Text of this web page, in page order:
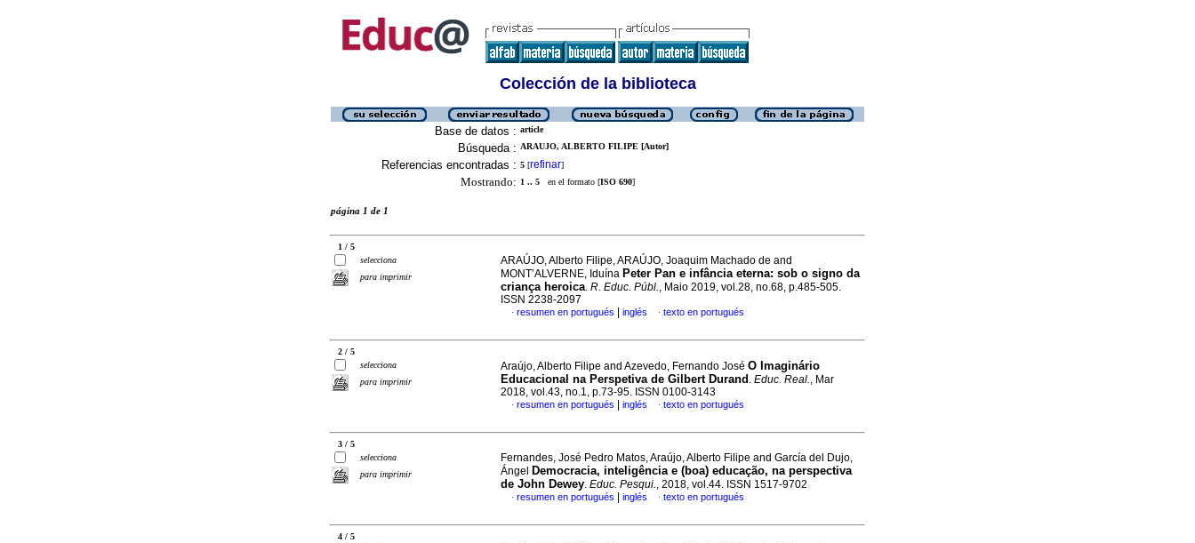
Colección de la biblioteca
Base de datos : article
Búsqueda : ARAUJO, ALBERTO FILIPE [Autor]
Referencias encontradas : 5 [refinar]
Mostrando: 1 .. 5 en el formato [ISO 690]
página 1 de 1
1 / 5
selecciona
para imprimir
ARAÚJO, Alberto Filipe, ARAÚJO, Joaquim Machado de and
MONT’ALVERNE, Iduína Peter Pan e infância eterna: sob o signo da
criança heroica. R. Educ. Públ., Maio 2019, vol.28, no.68, p.485-505.
ISSN 2238-2097
· resumen en portugués inglés · texto en portugués
2 / 5
selecciona
para imprimir
Araújo, Alberto Filipe and Azevedo, Fernando José O Imaginário
Educacional na Perspetiva de Gilbert Durand . Educ. Real., Mar
2018, vol.43, no.1, p.73-95. ISSN 0100-3143
· resumen en portugués inglés · texto en portugués
3 / 5
selecciona
para imprimir
Fernandes, José Pedro Matos, Araújo, Alberto Filipe and García del Dujo,
Ángel
Democracia, inteligência e (boa) educação, na perspectiva
de John Dewey. Educ. Pesqui., 2018, vol.44. ISSN 1517-9702
· resumen en portugués inglés · texto en portugués
4 / 5